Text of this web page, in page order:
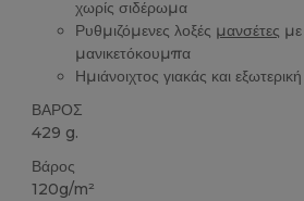
χωρίς σιδέρωμα
Ρυθμιζόμενες λοξές μανσέτες με
μανικετόκουμπα
Ημιάνοιχτος γιακάς και
ΒΑΡΟΣ
429 g.
Βάρος
120g/m²